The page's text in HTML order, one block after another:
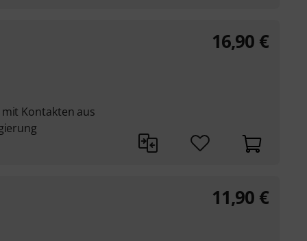
Kontakten aus
16,90 €
11,90 €